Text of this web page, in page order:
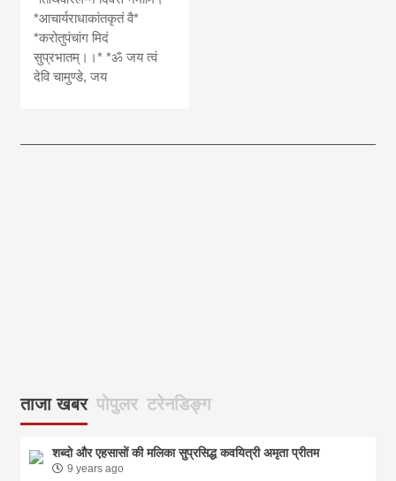
*आचार्यराधाकांतकृतं वै*
*करोतुपंचांग मिदं
सुप्रभातम्।।* *ॐ जय त्वं
देवि चामुण्डे, जय
ताजा खबर पोपुलर टरेनडिङ्ग
शब्दो और एहसासों की मलिका सुप्रसिद्ध कवयित्री अमृता प्रीतम
9 years ago